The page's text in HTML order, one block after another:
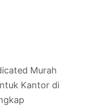
Murah
Kantor di